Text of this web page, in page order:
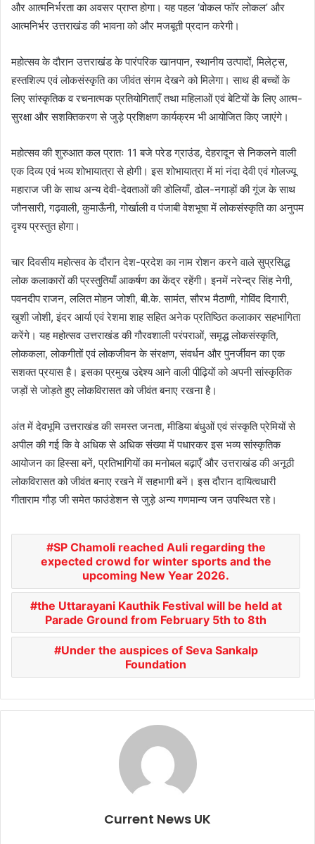
और आत्मनिर्भरता का अवसर प्राप्त होगा। यह पहल ‘वोकल फॉर लोकल’ और
आत्मनिर्भर उत्तराखंड की भावना को और मजबूती प्रदान करेगी।
महोत्सव के दौरान उत्तराखंड के पारंपरिक खानपान, स्थानीय उत्पादों, मिलेट्स,
हस्तशिल्प एवं लोकसंस्कृति का जीवंत संगम देखने को मिलेगा। साथ ही बच्चों के
लिए सांस्कृतिक व रचनात्मक प्रतियोगिताएँ तथा महिलाओं एवं बेटियों के लिए आत्म-
सुरक्षा और सशक्तिकरण से जुड़े प्रशिक्षण कार्यक्रम भी आयोजित किए जाएंगे।
महोत्सव की शुरुआत कल प्रातः 11 बजे परेड ग्राउंड, देहरादून से निकलने वाली
एक दिव्य एवं भव्य शोभायात्रा से होगी। इस शोभायात्रा में मां नंदा देवी एवं गोलज्यू
महाराज जी के साथ अन्य देवी-देवताओं की डोलियाँ, ढोल-नगाड़ों की गूंज के साथ
जौनसारी, गढ़वाली, कुमाऊँनी, गोर्खाली व पंजाबी वेशभूषा में लोकसंस्कृति का अनुपम
दृश्य प्रस्तुत होगा।
चार दिवसीय महोत्सव के दौरान देश-प्रदेश का नाम रोशन करने वाले सुप्रसिद्ध
लोक कलाकारों की प्रस्तुतियाँ आकर्षण का केंद्र रहेंगी। इनमें नरेन्द्र सिंह नेगी,
पवनदीप राजन, ललित मोहन जोशी, बी.के. सामंत, सौरभ मैठाणी, गोविंद दिगारी,
खुशी जोशी, इंदर आर्या एवं रेशमा शाह सहित अनेक प्रतिष्ठित कलाकार सहभागिता
करेंगे। यह महोत्सव उत्तराखंड की गौरवशाली परंपराओं, समृद्ध लोकसंस्कृति,
लोककला, लोकगीतों एवं लोकजीवन के संरक्षण, संवर्धन और पुनर्जीवन का एक
सशक्त प्रयास है। इसका प्रमुख उद्देश्य आने वाली पीढ़ियों को अपनी सांस्कृतिक
जड़ों से जोड़ते हुए लोकविरासत को जीवंत बनाए रखना है।
अंत में देवभूमि उत्तराखंड की समस्त जनता, मीडिया बंधुओं एवं संस्कृति प्रेमियों से
अपील की गई कि वे अधिक से अधिक संख्या में पधारकर इस भव्य सांस्कृतिक
आयोजन का हिस्सा बनें, प्रतिभागियों का मनोबल बढ़ाएँ और उत्तराखंड की अनूठी
लोकविरासत को जीवंत बनाए रखने में सहभागी बनें। इस दौरान दायित्वधारी
गीताराम गौड़ जी समेत फाउंडेशन से जुड़े अन्य गणमान्य जन उपस्थित रहे।
SP Chamoli reached Auli regarding the
expected crowd for winter sports and the
upcoming New Year 2026.
the Uttarayani Kauthik Festival will be held at
Parade Ground from February 5th to 8th
Under the auspices of Seva Sankalp
Foundation
Current News UK